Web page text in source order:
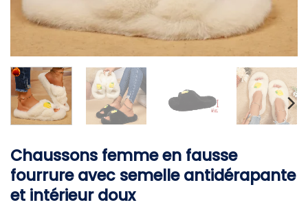
Chaussons femme en fausse
fourrure avec semelle antidérapante
et intérieur doux